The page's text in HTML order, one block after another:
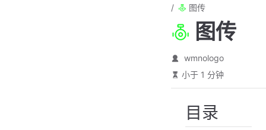
图传
图传
wmnologo
小于 1 分钟
目录